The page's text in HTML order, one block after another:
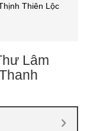
Thiên Lộc
Lâm